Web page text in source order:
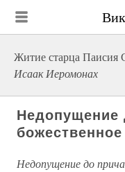
Житие старца Паисия
Исаак Иеромонах
Недопущение
Недопущение до